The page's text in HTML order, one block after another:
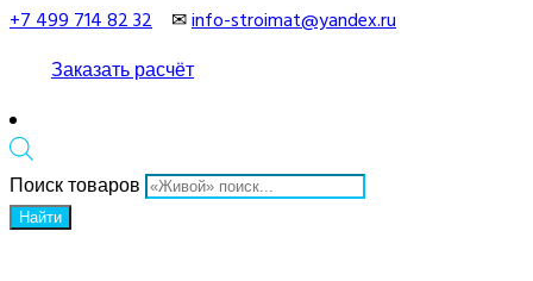
+7 499 714 82 32 ✉info-stroimat@yandex.ru
Заказать расчёт
Поиск товаров
Найти